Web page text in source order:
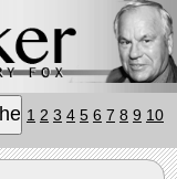
1 2 3 4 5 6 7 8 9 10